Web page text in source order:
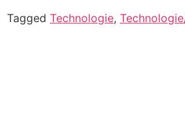
Tagged Technologie,